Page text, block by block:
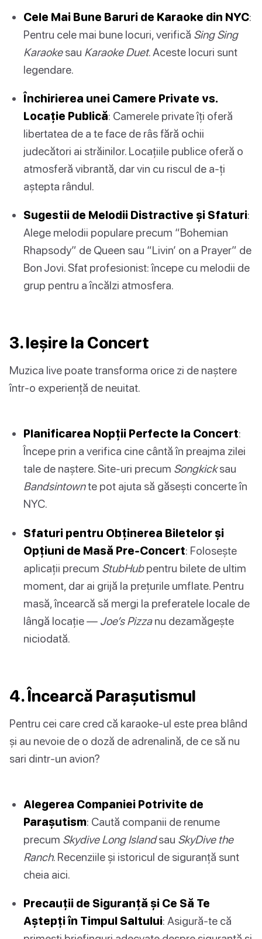
Cele Mai Bune Baruri de Karaoke din NYC:
Pentru cele mai bune locuri, verifică Sing Sing
Karaokesau Karaoke Duet. Aceste locuri sunt
legendare.
Închirierea unei Camere Private vs.
Locație Publică: Camerele private îți oferă
libertatea de a te face de râs fără ochii
judecători ai străinilor. Locațiile publice oferă o
atmosferă vibrantă, dar vin cu riscul de a-ți
aștepta rândul.
Sugestii de Melodii Distractive și Sfaturi:
Alege melodii populare precum “Bohemian
Rhapsody” de Queen sau “Livin’ on a Prayer” de
Bon Jovi. Sfat profesionist: începe cu melodii de
grup pentru a încălzi atmosfera.
3. Ieșire la Concert
Muzica live poate transforma orice zi de naștere
într-o experiență de neuitat.
Planificarea Nopții Perfecte la Concert:
Începe prin a verifica cine cântă în preajma zilei
tale de naștere. Site-uri precum Songkicksau
Bandsintownte pot ajuta să găsești concerte în
NYC.
Sfaturi pentru Obținerea Biletelor și
Opțiuni de Masă Pre-Concert: Folosește
aplicații precum StubHubpentru bilete de ultim
moment, dar ai grijă la prețurile umflate. Pentru
masă, încearcă să mergi la preferatele locale de
lângă locație — Joe’s Pizzanu dezamăgește
niciodată.
4. Încearcă Parașutismul
Pentru cei care cred că karaoke-ul este prea blând
și au nevoie de o doză de adrenalină, de ce să nu
sari dintr-un avion?
Alegerea Companiei Potrivite de
Parașutism: Caută companii de renume
precum Skydive Long Islandsau SkyDive the
Ranch. Recenziile și istoricul de siguranță sunt
cheia aici.
Precauții de Siguranță și Ce Să Te
Aștepți în Timpul Saltului: Asigură-te că